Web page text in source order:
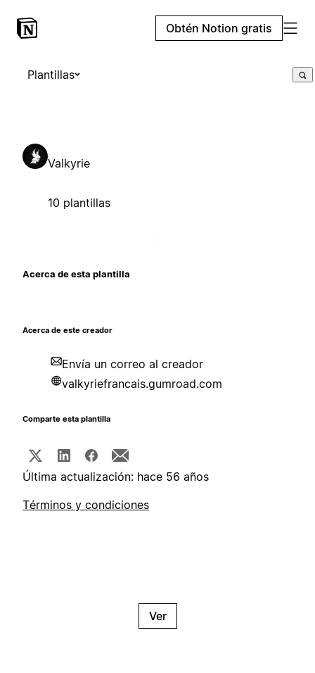
Obtén Notion gratis
Plantillas
Valkyrie
10 plantillas
Acerca de esta plantilla
Acerca de este creador
Envía un correo al creador
valkyriefrancais.gumroad.com
Comparte esta plantilla
Última actualización: hace 56 años
Términos y condiciones
Ver